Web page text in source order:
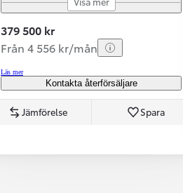
379 500 kr
Från 4 556 kr/mån
Läs mer
Kontakta återförsäljare
Jämförelse Spara